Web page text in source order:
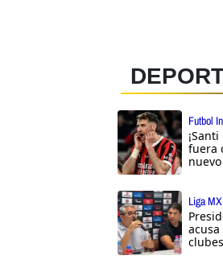
Futbol
fuera
Liga MX
acusa